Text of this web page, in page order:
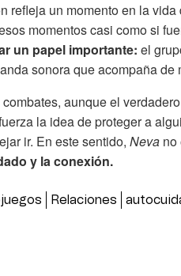
refleja un momento en la
momentos casi como si
un papel importante: el
sonora que acompaña de
aunque el
la idea de proteger a
ir. En este sentido, Neva no
y la conexión.
Relaciones